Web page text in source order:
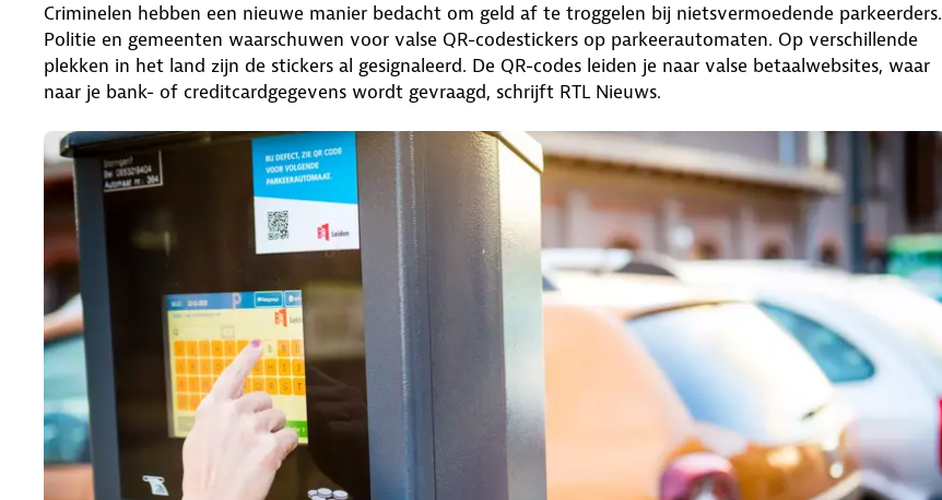
Criminelen hebben een nieuwe manier bedacht om geld af te troggelen bij nietsvermoedende parkeerders.
Politie en gemeenten waarschuwen voor valse QR-codestickers op parkeerautomaten. Op verschillende
plekken in het land zijn de stickers al gesignaleerd. De QR-codes leiden je naar valse betaalwebsites, waar
naar je bank- of creditcardgegevens wordt gevraagd, schrijft RTL Nieuws.